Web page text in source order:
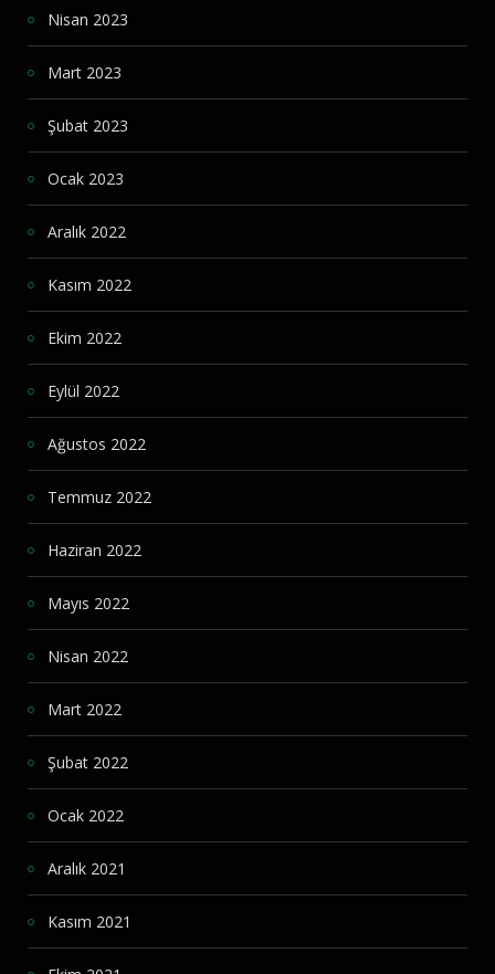
Nisan 2023
Mart 2023
Şubat 2023
Ocak 2023
Aralık 2022
Kasım 2022
Ekim 2022
Eylül 2022
Ağustos 2022
Temmuz 2022
Haziran 2022
Mayıs 2022
Nisan 2022
Mart 2022
Şubat 2022
Ocak 2022
Aralık 2021
Kasım 2021